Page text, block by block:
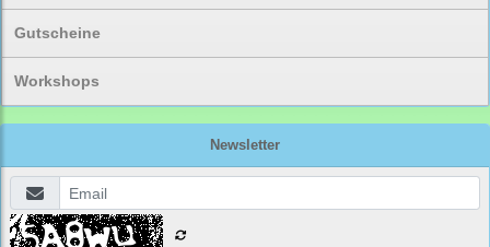
Gutscheine
Workshops
Newsletter